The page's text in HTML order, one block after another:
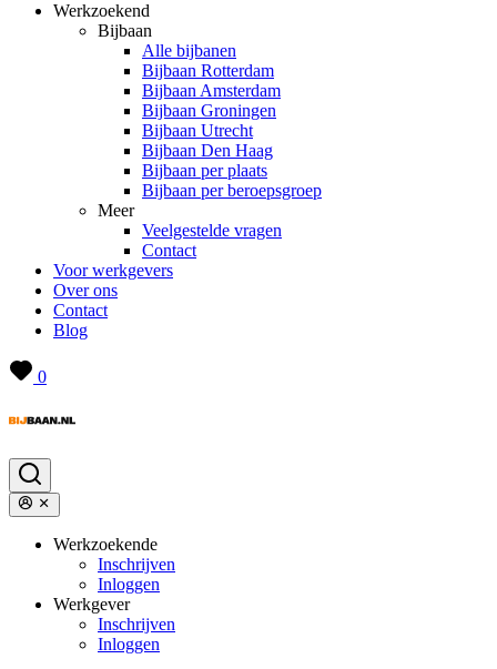
Werkzoekend
Bijbaan
Alle bijbanen
Bijbaan Rotterdam
Bijbaan Amsterdam
Bijbaan Groningen
Bijbaan Utrecht
Bijbaan Den Haag
Bijbaan per plaats
Bijbaan per beroepsgroep
Meer
Veelgestelde vragen
Contact
Voor werkgevers
Over ons
Contact
Blog
0
Werkzoekende
Inschrijven
Inloggen
Werkgever
Inschrijven
Inloggen